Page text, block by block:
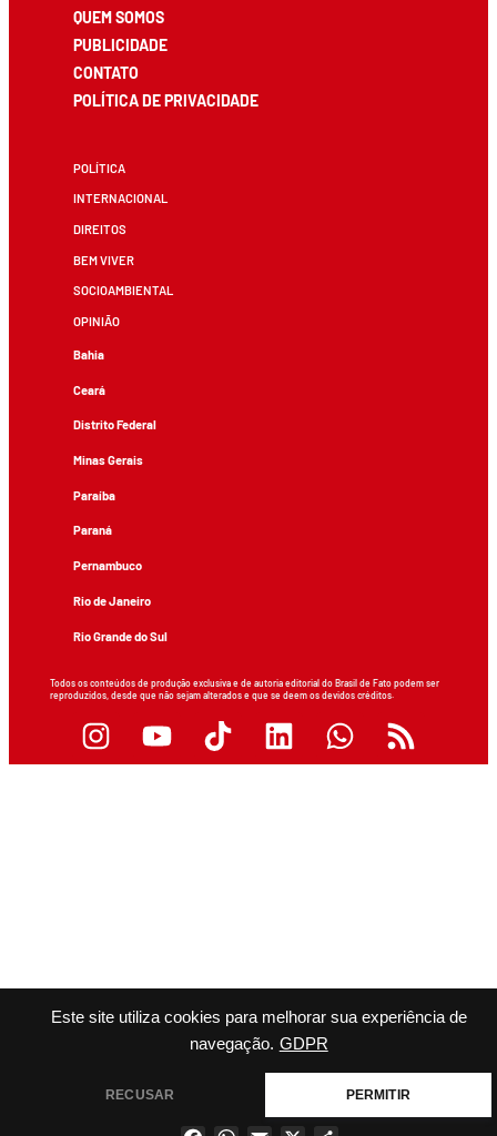
Este site utiliza cookies para melhorar sua experiência de
navegação. GDPR
RECUSAR PERMITIR
QUEM SOMOS
PUBLICIDADE
CONTATO
POLÍTICA DE PRIVACIDADE
POLÍTICA
INTERNACIONAL
DIREITOS
BEM VIVER
SOCIOAMBIENTAL
OPINIÃO
Bahia
Ceará
Distrito Federal
Minas Gerais
Paraíba
Paraná
Pernambuco
Rio de Janeiro
Rio Grande do Sul
Todos os conteúdos de produção exclusiva e de autoria editorial do Brasil de Fato podem ser
reproduzidos, desde que não sejam alterados e que se deem os devidos créditos.